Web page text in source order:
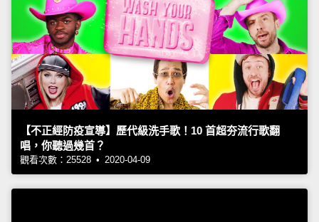
【不正經防疫宣導】歷代級洗手歌！10 首超夯流行歌翻
唱，你聽過幾首？
觀看次數：25528 • 2020-04-09